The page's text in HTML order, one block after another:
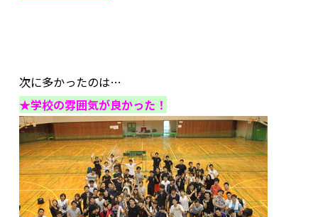
次に多かったのは…
★学校の雰囲気が良かった！